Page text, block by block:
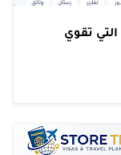
تقوي